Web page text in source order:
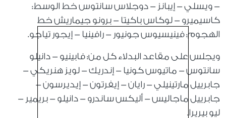
- ويسلي - إيبانز - دوجلاس سانتوس خط الوسط:
كاسيميرو - لوكاس باكيتا - برونو جيماريش خط
الهجوم: فينيسيوس جونيور - رافينيا - إيجور تياجو.
ويجلس على مقاعد البدلاء كل من: فابينيو - دانيلو
سانتوس - ماتيوس كونيا - إندريك - لويز هنريكي -
جابرييل مارتينيلي - رايان - إيفرتون - إيديرسون -
جابرييل ماجاليس - أليكس ساندرو - دانيلو - بريمير -
ليو بيريرا.